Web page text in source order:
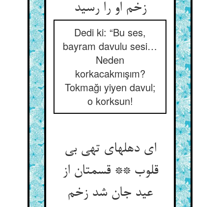
زخم او را رسید
Dedi ki: “Bu ses,
bayram davulu sesi…
Neden
korkacakmışım?
Tokmağı yiyen davul;
o korksun!
ای دهلهای تهی بی
قلوب ** قسمتان از
عید جان شد زخم